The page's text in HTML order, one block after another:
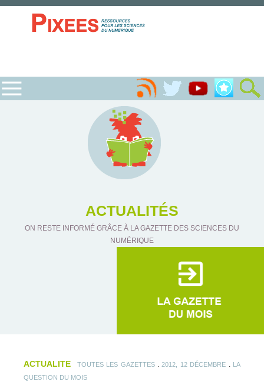
ACTUALITÉS
ON RESTE INFORMÉ GRÂCE À LA GAZETTE DES SCIENCES DU
NUMÉRIQUE
ACTUALITE TOUTES LES GAZETTES.2012, 12 DÉCEMBRE
LA
QUESTION DU MOIS